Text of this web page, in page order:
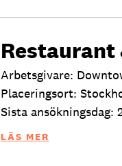
Restaurant
Arbetsgivare:
Placeringsort:
Sista ansökningsdag:
LÄS MER